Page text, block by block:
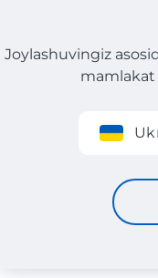
Roʻyxatdan
Joylashuvingiz
Ancient Greek